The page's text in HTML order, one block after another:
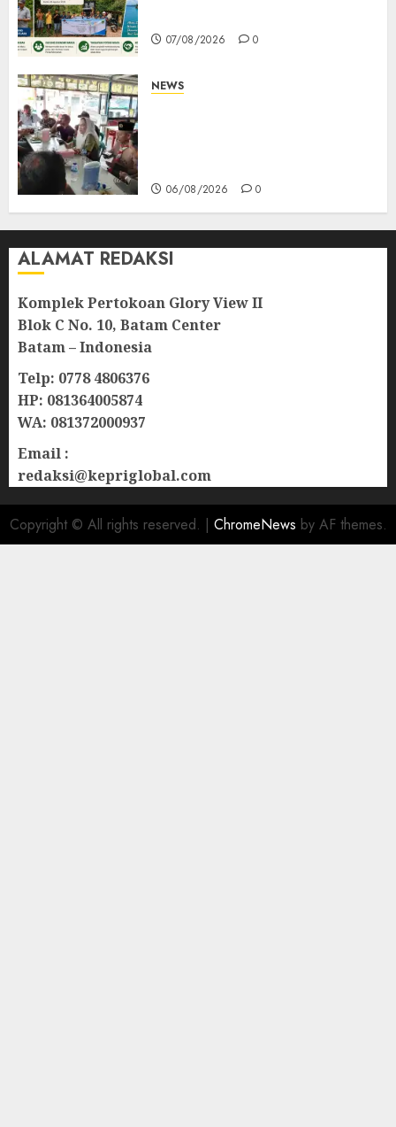
07/08/2026 0
NEWS
06/08/2026 0
ALAMAT REDAKSI
Komplek Pertokoan Glory View II
Blok C No. 10, Batam Center
Batam – Indonesia
Telp: 0778 4806376
HP: 081364005874
WA: 081372000937
Email :
redaksi@kepriglobal.com
Copyright © All rights reserved. | ChromeNews by AF themes.